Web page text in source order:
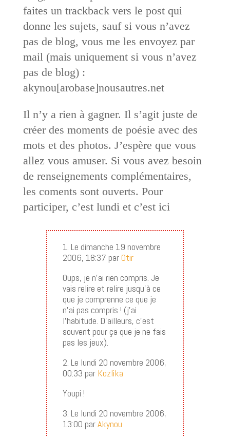
faites un trackback vers le post qui
donne les sujets, sauf si vous n’avez
pas de blog, vous me les envoyez par
mail (mais uniquement si vous n’avez
pas de blog) :
akynou[arobase]nousautres.net
Il n’y a rien à gagner. Il s’agit juste de
créer des moments de poésie avec des
mots et des photos. J’espère que vous
allez vous amuser. Si vous avez besoin
de renseignements complémentaires,
les coments sont ouverts. Pour
participer, c’est lundi et c’est ici
1. Le dimanche 19 novembre
2006, 18:37 parOtir
Oups, je n’ai rien compris. Je
vais relire et relire jusqu’à ce
que je comprenne ce que je
n’ai pas compris ! (j’ai
l’habitude. D’ailleurs, c’est
souvent pour ça que je ne fais
pas les jeux).
2. Le lundi 20 novembre 2006,
00:33 par Kozlika
Youpi !
3. Le lundi 20 novembre 2006,
13:00 parAkynou